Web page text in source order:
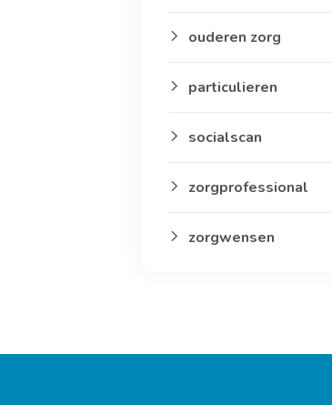
ouderen zorg
particulieren
socialscan
zorgprofessional
zorgwensen